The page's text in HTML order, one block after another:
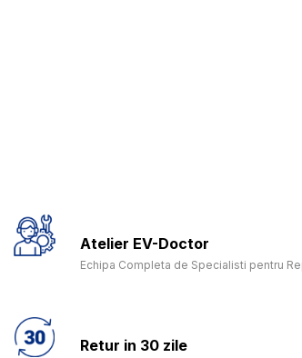
Atelier EV-Doctor
Echipa Completa de Specialisti pentru
Retur in 30 zile